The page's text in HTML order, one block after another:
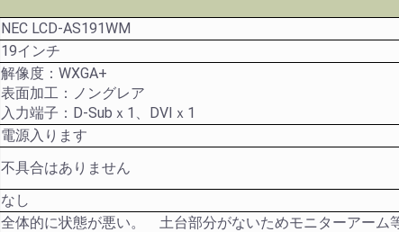
NEC LCD-AS191WM
19インチ
解像度：WXGA+
表面加工：ノングレア
入力端子：D-Subｘ1、DVIｘ1
電源入ります
不具合はありません
なし
全体的に状態が悪い。 土台部分がないためモニターアーム